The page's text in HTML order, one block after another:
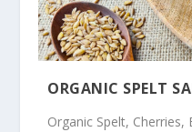
ORGANIC SPELT
Organic Spelt, Cherries,